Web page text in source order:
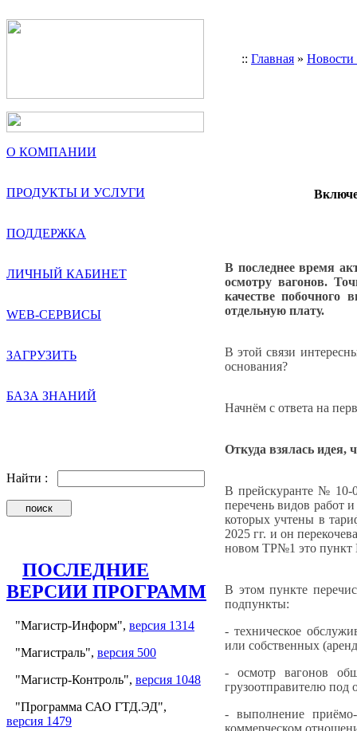
:: Главная »
О КОМПАНИИ
ПРОДУКТЫ И УСЛУГИ
ПОДДЕРЖКА
ЛИЧНЫЙ КАБИНЕТ
WEB-СЕРВИСЫ
ЗАГРУЗИТЬ
БАЗА ЗНАНИЙ
Найти :
ПОСЛЕДНИЕ
ВЕРСИИ ПРОГРАММ
"Магистр-Информ", версия 1314
"Магистраль", версия 500
"Магистр-Контроль", версия 1048
"Программа САО ГТД.ЭД",
версия 1479
В последнее время
осмотру вагонов.
качестве побочного
отдельную плату.
В этой связи
основания?
Начнём с ответа на
Откуда взялась идея,
В прейскуранте № 10-
перечень видов работ
которых учтены в
2025 гг. и он
новом ТР№1 это
В этом пункте
подпункты:
- техническое
или собственных
- осмотр вагонов
грузоотправителю под
- выполнение
коммерческом